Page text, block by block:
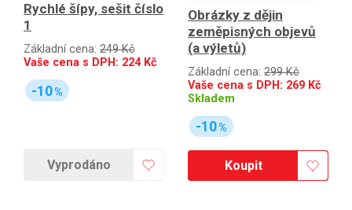
Rychlé šípy, sešit číslo
1
Základní cena: 249 Kč
Vaše cena s DPH: 224Kč
-10%
Vyprodáno
Obrázky z dějin
zeměpisných objevů
(a výletů)
Základní cena: 299 Kč
Vaše cena s DPH: 269 Kč
Skladem
-10%
Koupit